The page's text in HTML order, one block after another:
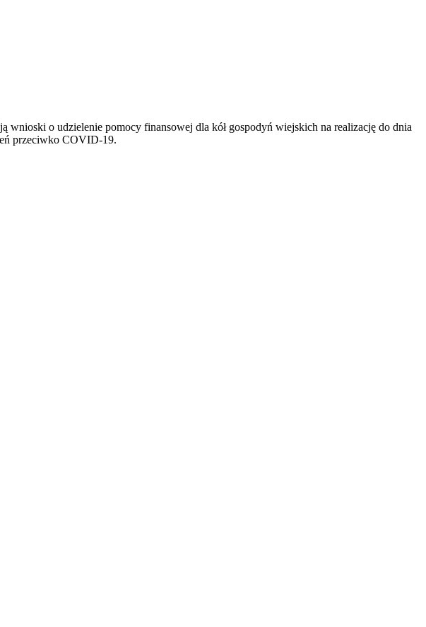
o udzielenie pomocy finansowej dla kół gospodyń wiejskich na realizację do dnia
przeciwko COVID-19.